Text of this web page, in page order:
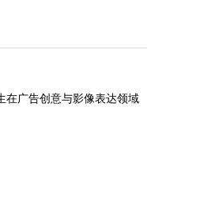
在广告创意与影像表达领域